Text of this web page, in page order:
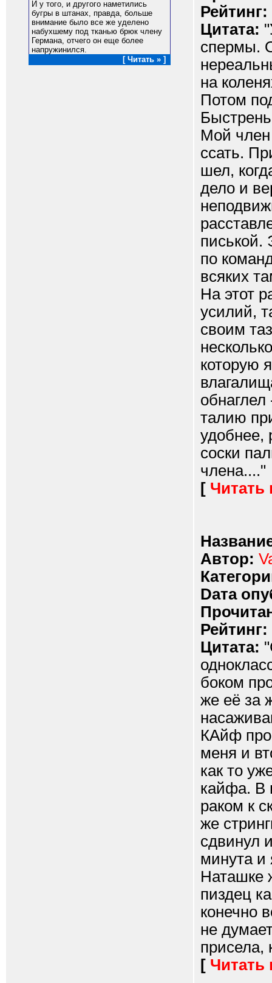
И у того, и другого наметились
бугры в штанах, правда, больше
внимание было все же уделено
набухшему под тканью брюк члену
Германа, отчего он еще более
напружинился.
[ Читать » ]
Рейтинг:
Цитата:
спермы.
на
Потом
Мой член
ссать.
шел,
дело и
писькой.
по
всяких
На этот
усилий,
своим
которую
обнаглел
талию
удобнее,
соски
члена...."
[ Читать
Автор:
Dата
Рейтинг:
Цитата:
боком
же её за
КАйф
меня и
как то
кайфа. В
раком к
же
сдвинул
минута и
Наташке
пиздец
конечно
не
присела,
[ Читать